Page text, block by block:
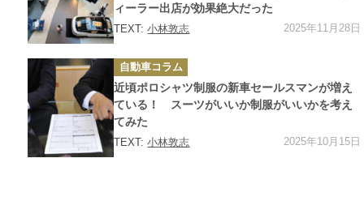
ィーラー出店が効果絶大だった
TEXT:小林敦志 2025年11月28日
カ
テ
ゴ
リ
ー
自動車コラム
近頃ポロシャツ制服の新車セールスマンが増え
ている！ スーツがいいか制服がいいかを考え
てみた
TEXT:小林敦志 2025年10月15日